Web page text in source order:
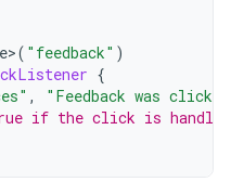
( "feedback" )
{
,
"Feedback was
if the click is